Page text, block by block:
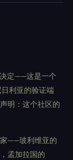
定——这是一个
利亚的验证端
明：这个社区的
——玻利维亚的
孟加拉国的